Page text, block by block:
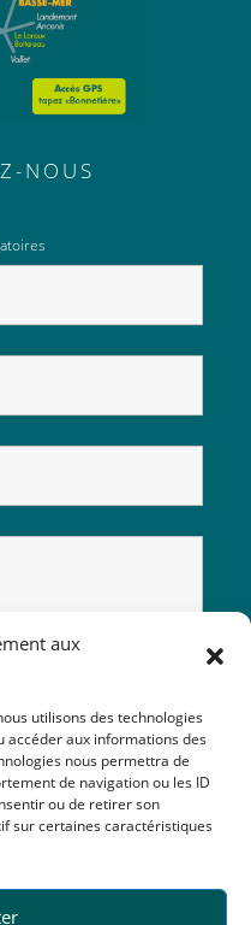
aux
utilisons des technologies
accéder aux informations des
nous permettra de
de navigation ou les ID
ou de retirer son
sur certaines caractéristiques
NOUS